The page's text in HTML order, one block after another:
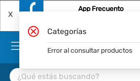
X
App Frecuento
Categorías
Error al consultar productos